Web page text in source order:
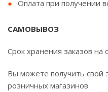
Оплата при получении
САМОВЫВОЗ
Срок хранения заказов на
Вы можете получить свой
розничных магазинов